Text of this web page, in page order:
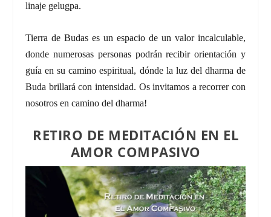
linaje gelugpa.
Tierra de Budas es un espacio de un valor incalculable,
donde numerosas personas podrán recibir orientación y
guía en su camino espiritual, dónde la luz del dharma de
Buda brillará con intensidad. Os invitamos a recorrer con
nosotros en camino del dharma!
RETIRO DE MEDITACIÓN EN EL
AMOR COMPASIVO